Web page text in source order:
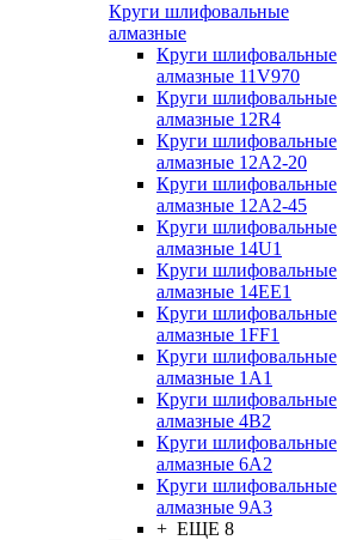
Круги шлифовальные
алмазные
Круги шлифовальные
алмазные 11V970
Круги шлифовальные
алмазные 12R4
Круги шлифовальные
алмазные 12А2-20
Круги шлифовальные
алмазные 12А2-45
Круги шлифовальные
алмазные 14U1
Круги шлифовальные
алмазные 14ЕЕ1
Круги шлифовальные
алмазные 1FF1
Круги шлифовальные
алмазные 1А1
Круги шлифовальные
алмазные 4В2
Круги шлифовальные
алмазные 6A2
Круги шлифовальные
алмазные 9А3
+ ЕЩЕ 8